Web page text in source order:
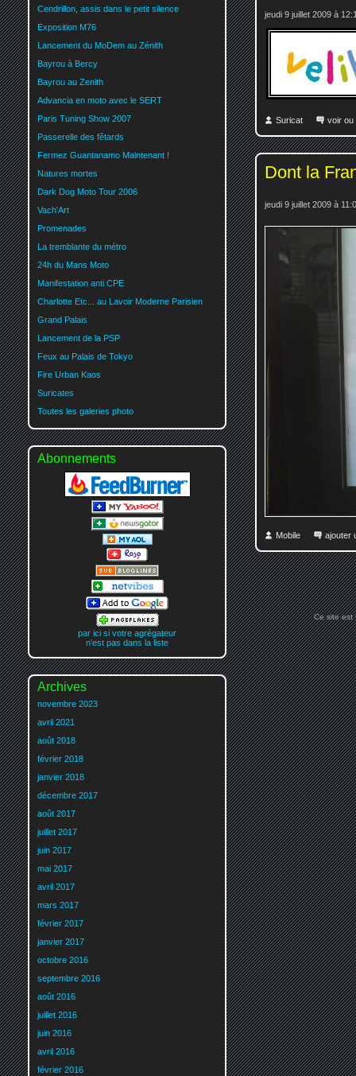
jeudi 9 juillet 2009 à
Suricat voir ou
Dont la
jeudi 9 juillet 2009 à
Mobile ajouter
Cendrillon, assis dans le petit silence
Exposition M76
Lancement du MoDem au Zénith
Bayrou à Bercy
Bayrou au Zenith
Advancia en moto avec le SERT
Paris Tuning Show 2007
Passerelle des fêtards
Fermez Guantanamo Maintenant !
Natures mortes
Dark Dog Moto Tour 2006
Vach'Art
Promenades
La tremblante du métro
24h du Mans Moto
Manifestation anti CPE
Charlotte Etc... au Lavoir Moderne Parisien
Grand Palais
Lancement de la PSP
Feux au Palais de Tokyo
Fire Urban Kaos
Suricates
Toutes les galeries photo
Abonnements
par ici si votre agrégateur
n'est pas dans la liste
Archives
novembre 2023
avril 2021
août 2018
février 2018
janvier 2018
décembre 2017
août 2017
juillet 2017
juin 2017
mai 2017
avril 2017
mars 2017
février 2017
janvier 2017
octobre 2016
septembre 2016
août 2016
juillet 2016
juin 2016
avril 2016
février 2016
Ce site est